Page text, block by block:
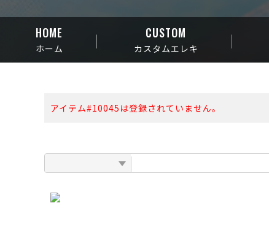
HOME
ホーム
CUSTOM
カスタムエレキ
アイテム#10045は登録されていません。